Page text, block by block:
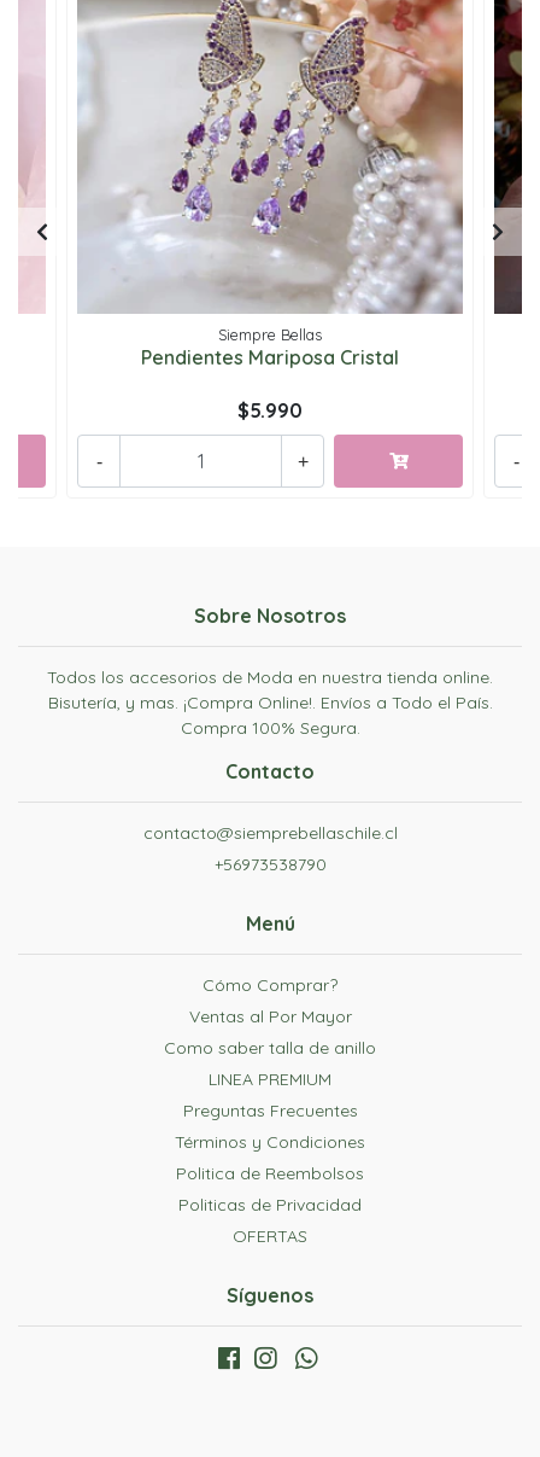
Siempre Bellas
Pendientes Mariposa Cristal
$5.990
+
- -
Sobre Nosotros
Todos los accesorios de Moda en nuestra tienda online.
Bisutería, y mas. ¡Compra Online!. Envíos a Todo el País.
Compra 100% Segura.
Contacto
contacto@siemprebellaschile.cl
+56973538790
Menú
Cómo Comprar?
Ventas al Por Mayor
Como saber talla de anillo
LINEA PREMIUM
Preguntas Frecuentes
Términos y Condiciones
Politica de Reembolsos
Politicas de Privacidad
OFERTAS
Síguenos